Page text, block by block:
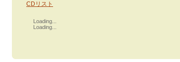
CDリスト
Loading...
Loading...